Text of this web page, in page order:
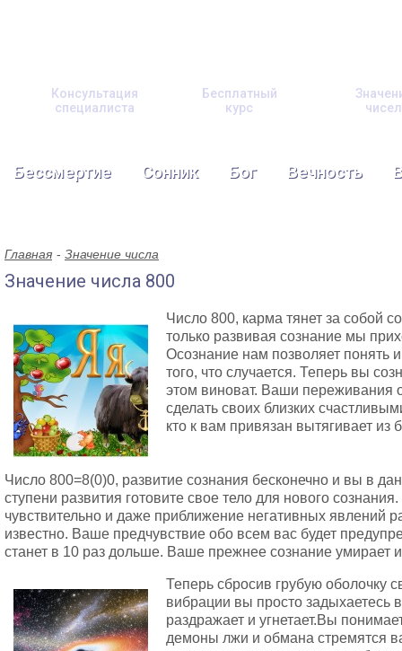
Консультация
специалиста
Бесплатный
курс
чисел
Бессмертие Сонник Бог Вечность
Главная Значение числа
Значение числа 800
Число 800, карма тянет за собой
только развивая сознание мы
Осознание нам позволяет понять
того, что случается. Теперь вы
этом виноват. Ваши переживания
сделать своих близких
кто к вам привязан вытягивает из
Число 800=8(0)0, развитие сознания бесконечно и вы в
ступени развития готовите свое тело для нового
чувствительно и даже приближение негативных явлений
известно. Ваше предчувствие обо всем вас будет
станет в 10 раз дольше. Ваше прежнее сознание умирает
Теперь сбросив грубую оболочку
вибрации вы просто задыхаетесь
раздражает и угнетает.Вы
демоны лжи и обмана стремятся